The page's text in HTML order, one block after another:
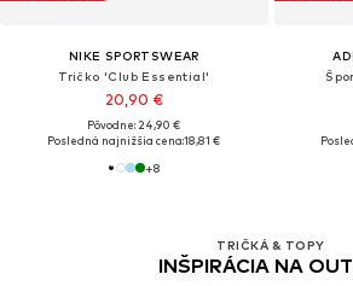
NIKE SPORTSWEAR
Tričko 'Club Essential'
20,90 €
Pôvodne: 24,90 €
Posledná najnižšia cena:18,81 €
+8
TRIČKÁ & TOPY
INŠPIRÁCIA NA